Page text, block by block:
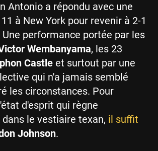
Antonio a répondu avec une
à New York pour revenir à 2-1
Une performance portée par les
Wembanyama, les 23
Castle et surtout par une
qui n'a jamais semblé
les circonstances. Pour
d'esprit qui règne
le vestiaire texan, il suffit
Johnson.